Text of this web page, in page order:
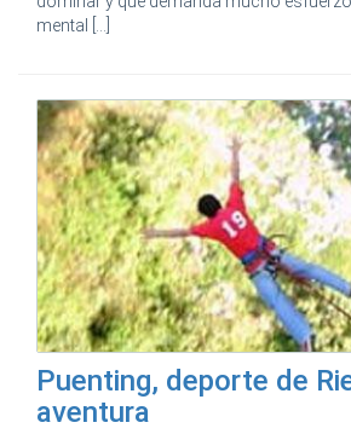
mental [...]
Puenting, deporte de
aventura